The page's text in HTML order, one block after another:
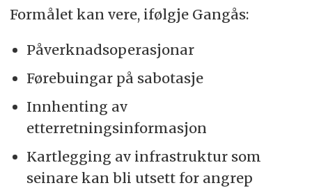
Formålet kan vere, ifølgje Gangås:
Påverknadsoperasjonar
Førebuingar på sabotasje
Innhenting av
etterretningsinformasjon
Kartlegging av infrastruktur som
seinare kan bli utsett for angrep